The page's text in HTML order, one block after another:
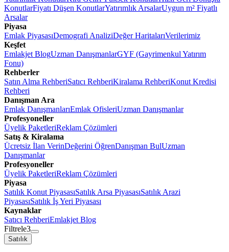
KonutlarFiyatı Düşen KonutlarYatırımlık ArsalarUygun m² Fiyatlı
Arsalar
Piyasa
Emlak PiyasasıDemografi AnaliziDeğer HaritalarıVerilerimiz
Keşfet
Emlakjet BlogUzman DanışmanlarGYF (Gayrimenkul Yatırım
Fonu)
Rehberler
Satın Alma RehberiSatıcı RehberiKiralama RehberiKonut Kredisi
Rehberi
Danışman Ara
Emlak DanışmanlarıEmlak OfisleriUzman Danışmanlar
Profesyoneller
Üyelik PaketleriReklam Çözümleri
Satış & Kiralama
Ücretsiz İlan VerinDeğerini ÖğrenDanışman BulUzman
Danışmanlar
Profesyoneller
Üyelik PaketleriReklam Çözümleri
Piyasa
Satılık Konut PiyasasıSatılık Arsa PiyasasıSatılık Arazi
PiyasasıSatılık İş Yeri Piyasası
Kaynaklar
Satıcı RehberiEmlakjet Blog
Filtrele3
Satılık